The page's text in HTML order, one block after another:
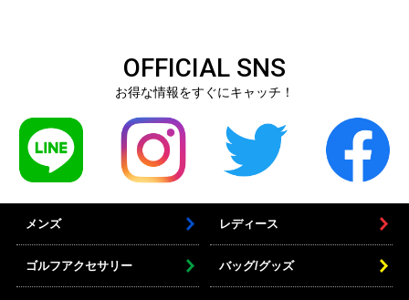
OFFICIAL SNS
お得な情報をすぐにキャッチ！
メンズ レディース
ゴルフアクセサリー バッグ/グッズ